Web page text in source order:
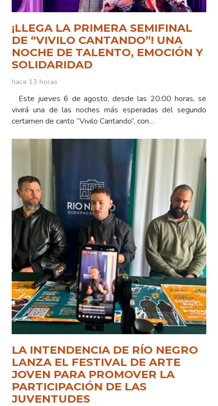
¡LLEGA LA PRIMERA SEMIFINAL
DE “VIVILO CANTANDO”! UNA
NOCHE DE TALENTO, EMOCIÓN Y
SOLIDARIDAD
hace 13 horas
Este jueves 6 de agosto, desde las 20:00 horas, se
vivirá una de las noches más esperadas del segundo
certamen de canto “Vivilo Cantando”, con…
LA INTENDENCIA DE RÍO NEGRO
LANZA EL FESTIVAL DE ARTE
JOVEN PARA PROMOVER LA
PARTICIPACIÓN DE LAS
JUVENTUDES